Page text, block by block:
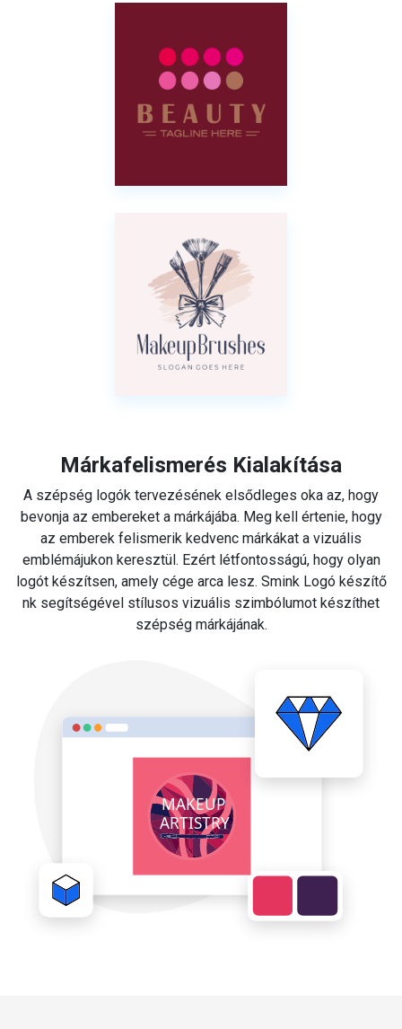
Márkafelismerés Kialakítása
A szépség logók tervezésének elsődleges oka az, hogy
bevonja az embereket a márkájába. Meg kell értenie, hogy
az emberek felismerik kedvenc márkákat a vizuális
emblémájukon keresztül. Ezért létfontosságú, hogy olyan
logót készítsen, amely cége arca lesz. Smink Logó készítő
nk segítségével stílusos vizuális szimbólumot készíthet
szépség márkájának.